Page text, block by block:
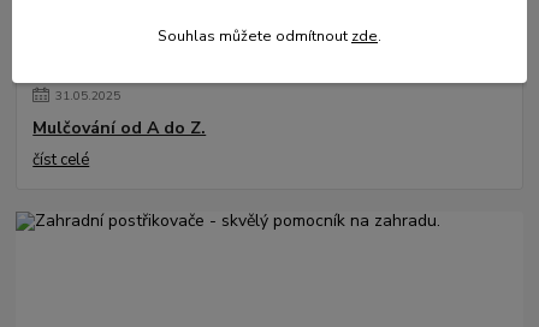
31.05.2025
Mulčování od A do Z.
číst celé
Souhlas můžete odmítnout zde.